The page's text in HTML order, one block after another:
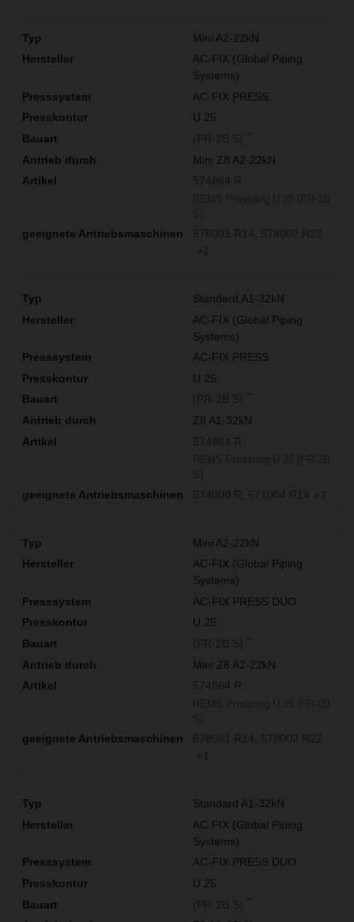
Mini A2-22kN
AC-FIX (Global Piping
Systems)
AC-FIX PRESS
U 25
(PR-2B S)
Mini Z8 A2-22kN
574864 R
578001 R14
578002 R22
+1
Standard A1-32kN
AC-FIX (Global Piping
Systems)
AC-FIX PRESS
U 25
(PR-2B S)
Z8 A1-32kN
574864 R
574000 R 571004 R14 +7
Mini A2-22kN
AC-FIX (Global Piping
Systems)
AC-FIX PRESS DUO
U 25
(PR-2B S)
Mini Z8 A2-22kN
574864 R
578001 R14
578002 R22
+1
Standard A1-32kN
AC-FIX (Global Piping
Systems)
AC-FIX PRESS DUO
U 25
(PR-2B S)